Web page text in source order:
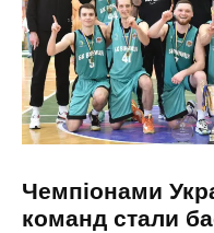
Чемпіонами
команд стали